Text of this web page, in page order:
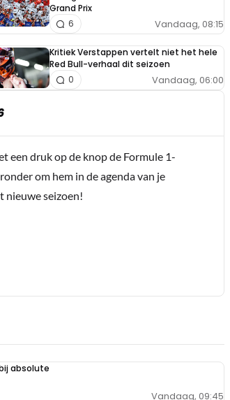
Grand Prix
Vandaag, 08:15
6
Kritiek Verstappen vertelt niet het hele
Red Bull-verhaal dit seizoen
Vandaag, 06:00
0
een druk op de knop de Formule 1-
om hem in de agenda van je
nieuwe seizoen!
absolute
Vandaag, 09:45